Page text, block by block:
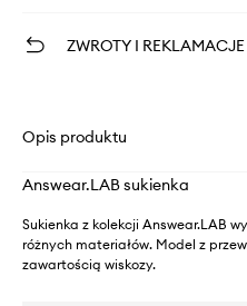
ZWROTY I REKLAMACJE
Opis produktu
Answear.LAB sukienka
Sukienka z kolekcji Answear.LAB
różnych materiałów. Model z
zawartością wiskozy.